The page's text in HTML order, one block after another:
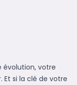
évolution, votre
Et si la clé de votre